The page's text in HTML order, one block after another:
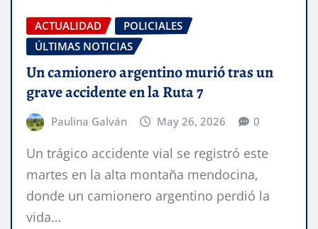
ACTUALIDAD
POLICIALES
ÚLTIMAS NOTICIAS
Un camionero argentino murió tras un
grave accidente en la Ruta 7
Paulina Galván May 26, 2026 0
Un trágico accidente vial se registró este
martes en la alta montaña mendocina,
donde un camionero argentino perdió la
vida…